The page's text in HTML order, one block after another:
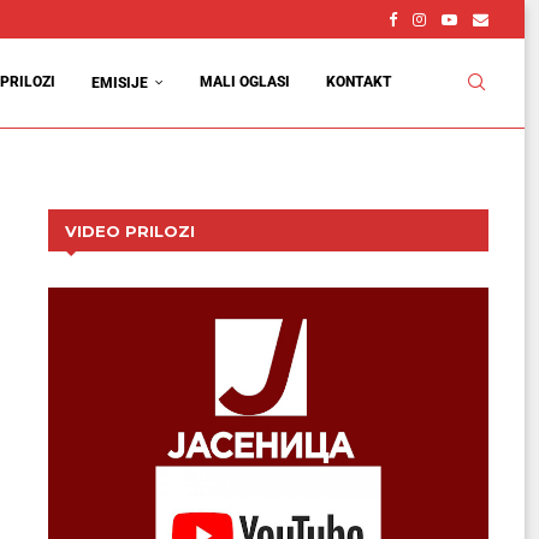
PRILOZI EMISIJE MALI OGLASI KONTAKT
VIDEO PRILOZI